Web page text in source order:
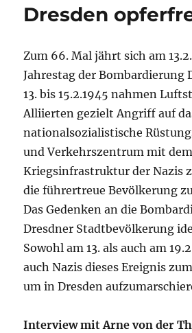
Dresden
Zum 66. Mal jährt sich am
Jahrestag der Bombardierung
13. bis 15.2.1945 nahmen
Alliierten gezielt Angriff auf
nationalsozialistische
und Verkehrszentrum mit
Kriegsinfrastruktur der Nazis
die führertreue Bevölkerung
Das Gedenken an die
Dresdner Stadtbevölkerung
Sowohl am 13. als auch am
auch Nazis dieses Ereignis
um in Dresden
Interview mit Arne von der